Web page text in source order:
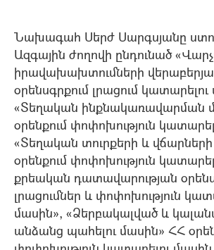
Նախագահ Սերժ Սարգսյանը
Ազգային ժողովի ընդունած
իրավախախտումների
օրենսգրքում լրացում
«Տեղական ինքնակառավարման
օրենքում փոփոխություն
«Տեղական տուրքերի և
օրենքում փոփոխություն
քրեական դատավարության
լրացումներ և փոփոխություն
մասին», «Ձերբակալված և
անձանց պահելու մասին» ՀՀ